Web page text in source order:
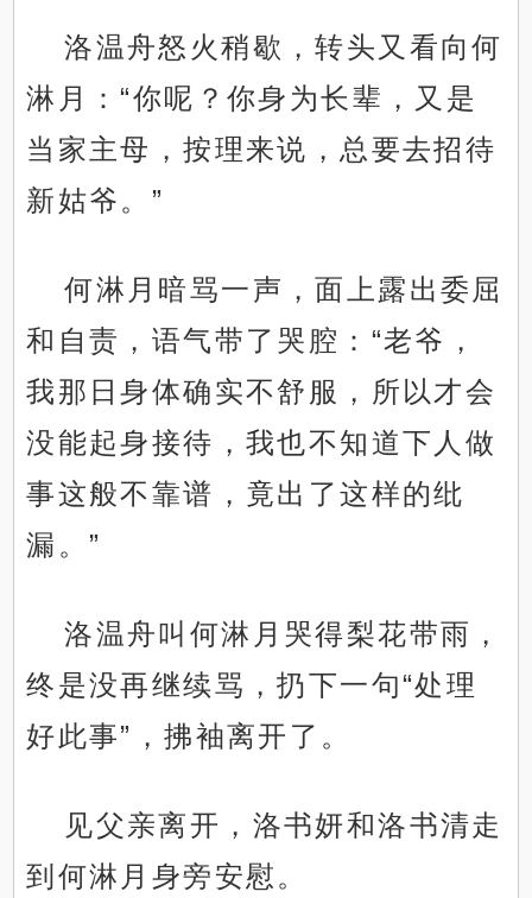
洛温舟怒火稍歇，转头又看向何
淋月：“你呢？你身为长辈，又是
当家主母，按理来说，总要去招待
新姑爷。”
何淋月暗骂一声，面上露出委屈
和自责，语气带了哭腔：“老爷，
我那日身体确实不舒服，所以才会
没能起身接待，我也不知道下人做
事这般不靠谱，竟出了这样的纰
漏。”
洛温舟叫何淋月哭得梨花带雨，
终是没再继续骂，扔下一句“处理
好此事”，拂袖离开了。
见父亲离开，洛书妍和洛书清走
到何淋月身旁安慰。